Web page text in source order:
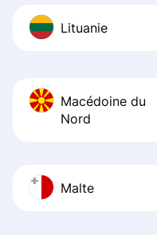
Lituanie
Macédoine du
Nord
Malte